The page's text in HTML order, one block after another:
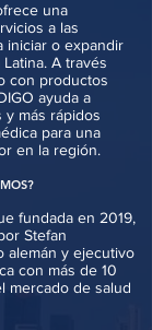
fundada en 2019,
Stefan
alemán y ejecutivo
con más de 10
mercado de salud
una
a las
iniciar o expandir
A través
con productos
ayuda a
más rápidos
para una
en la región.